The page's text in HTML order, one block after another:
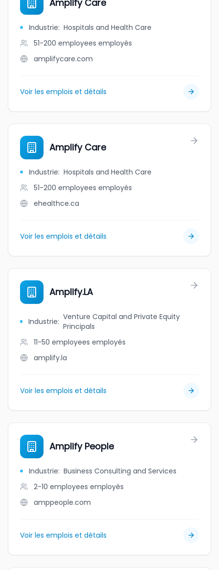
Amplify Care
Industrie: Hospitals and Health Care
51-200 employees employés
amplifycare.com
Voir les emplois et détails
Amplify Care
Industrie: Hospitals and Health Care
51-200 employees employés
ehealthce.ca
Voir les emplois et détails
Amplify.LA
Industrie: Venture Capital and Private Equity
Principals
11-50 employees employés
amplify.la
Voir les emplois et détails
Amplify People
Industrie: Business Consulting and Services
2-10 employees employés
amppeople.com
Voir les emplois et détails